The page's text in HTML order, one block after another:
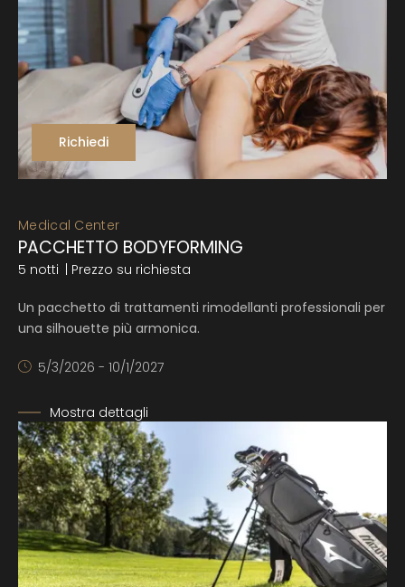
Richiedi
Medical Center
PACCHETTO BODYFORMING
5 notti | Prezzo su richiesta
Un pacchetto di trattamenti rimodellanti professionali per
una silhouette più armonica.
5/3/2026 - 10/1/2027
Mostra dettagli